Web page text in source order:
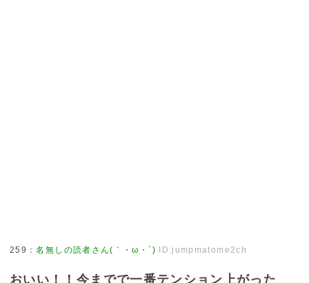
259 ：名無しの読者さん(｀・ω・´) ID:jumpmatome2ch
おいい！！今までで一番テンション上がった